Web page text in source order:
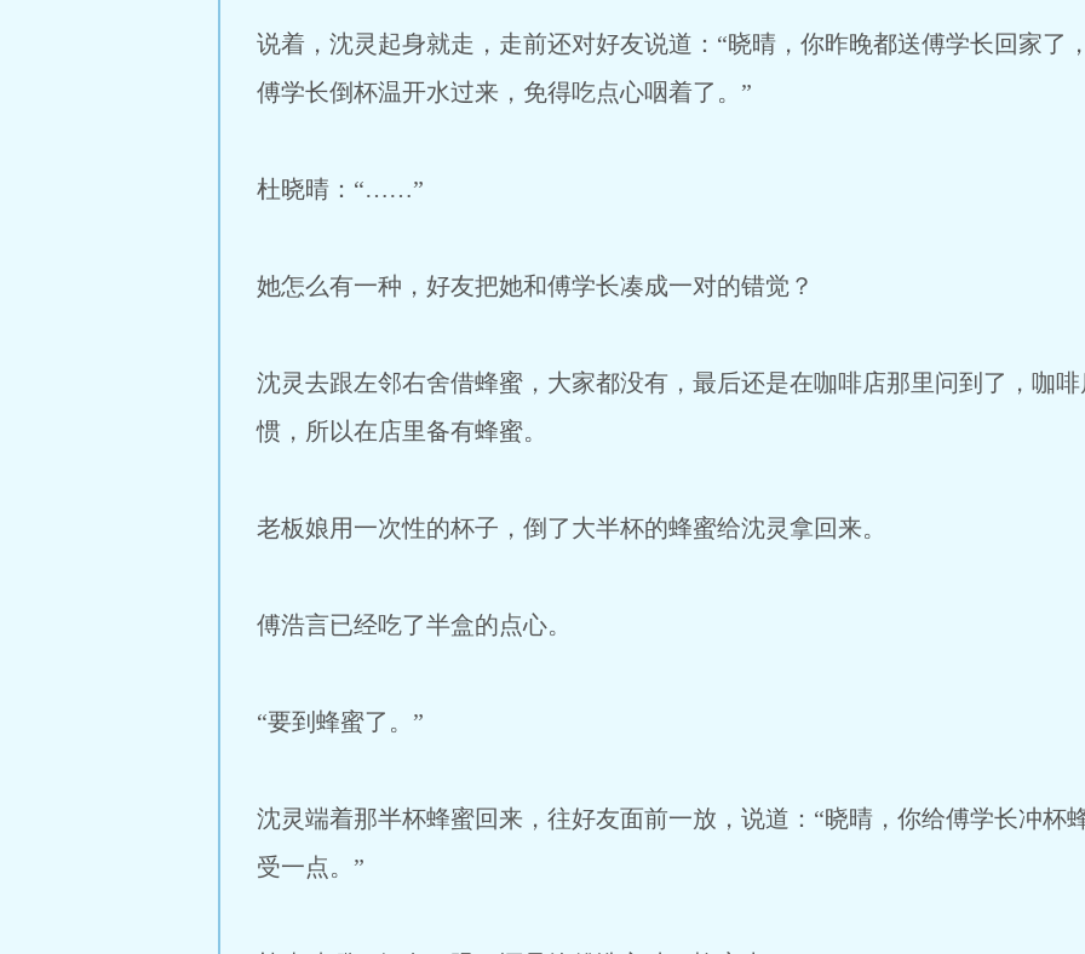
说着，沈灵起身就走，走前还对好友说道：“晓晴，你昨晚都送傅学长回家了
傅学长倒杯温开水过来，免得吃点心咽着了。”
杜晓晴：“……”
她怎么有一种，好友把她和傅学长凑成一对的错觉？
沈灵去跟左邻右舍借蜂蜜，大家都没有，最后还是在咖啡店那里问到了，咖
惯，所以在店里备有蜂蜜。
老板娘用一次性的杯子，倒了大半杯的蜂蜜给沈灵拿回来。
傅浩言已经吃了半盒的点心。
“要到蜂蜜了。”
沈灵端着那半杯蜂蜜回来，往好友面前一放，说道：“晓晴，你给傅学长冲杯
受一点。”